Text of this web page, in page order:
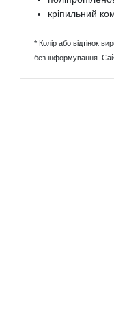
кріпильний
* Колір або відтінок
без інформування.